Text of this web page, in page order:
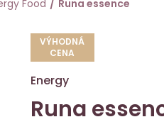
Food Runa essence
VÝHODNÁ
CENA
Energy
Runa